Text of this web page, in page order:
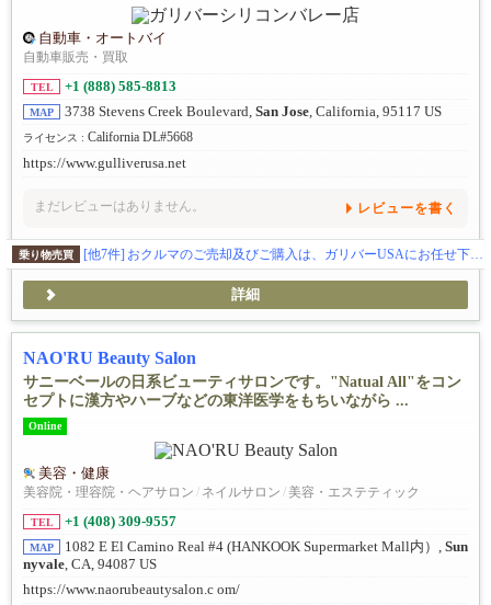
自動車・オートバイ
自動車販売・買取
TEL +1 (888) 585-8813
MAP 3738 Stevens Creek Boulevard, San Jose, California, 95117 US
ライセンス : California DL#5668
https://www.gulliverusa.net
まだレビューはありません。 レビューを書く
乗り物売買 [他7件] おクルマのご売却及びご購入は、ガリバーUSAにお任せ下さい!!! ☎ 408-985-1379
詳細
NAO'RU Beauty Salon
サニーベールの日系ビューティサロンです。"Natual All"をコン
セプトに漢方やハーブなどの東洋医学をもちいながら ...
Online
美容・健康
美容院・理容院・ヘアサロン / ネイルサロン / 美容・エステティック
TEL +1 (408) 309-9557
MAP 1082 E El Camino Real #4 (HANKOOK Supermarket Mall内）, Sun
nyvale, CA, 94087 US
https://www.naorubeautysalon.c om/